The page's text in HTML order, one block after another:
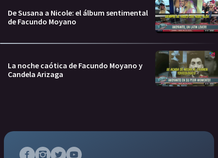
De Susana a Nicole: el álbum sentimental
de Facundo Moyano
La noche caótica de Facundo Moyano y
Candela Arizaga